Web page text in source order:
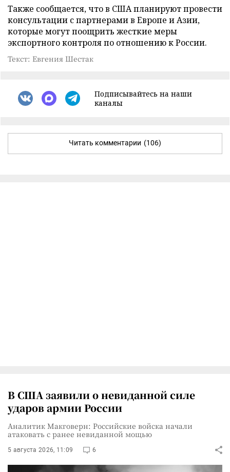
Также сообщается, что в США планируют провести
консультации с партнерами в Европе и Азии,
которые могут поощрить жесткие меры
экспортного контроля по отношению к России.
Текст: Евгения Шестак
Подписывайтесь на наши
каналы
Читать комментарии (106)
В США заявили о невиданной силе
ударов армии России
Аналитик Макговерн: Российские войска начали
атаковать с ранее невиданной мощью
5 августа 2026, 11:09 6